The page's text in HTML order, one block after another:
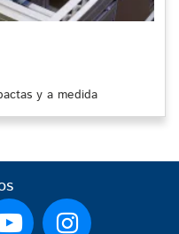
y a medida